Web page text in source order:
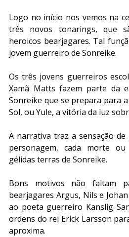
Logo no início nos vemos na
três novos tonarings, que
heroicos bearjagares. Tal
jovem guerreiro de Sonreike.
Os três jovens guerreiros
Xamã Matts fazem parte da
Sonreike que se prepara para
Sol, ou Yule, a vitória da luz
A narrativa traz a sensação de
personagem, cada morte
gélidas terras de Sonreike.
Bons motivos não faltam
bearjagares Argus, Nils e
ao poeta guerreiro Kanslig
ordens do rei Erick Larsson
aproxima.